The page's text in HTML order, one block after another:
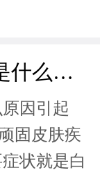
白癜风的发生具体都是什么原因引起的?
因引起
固皮肤疾
状就是白